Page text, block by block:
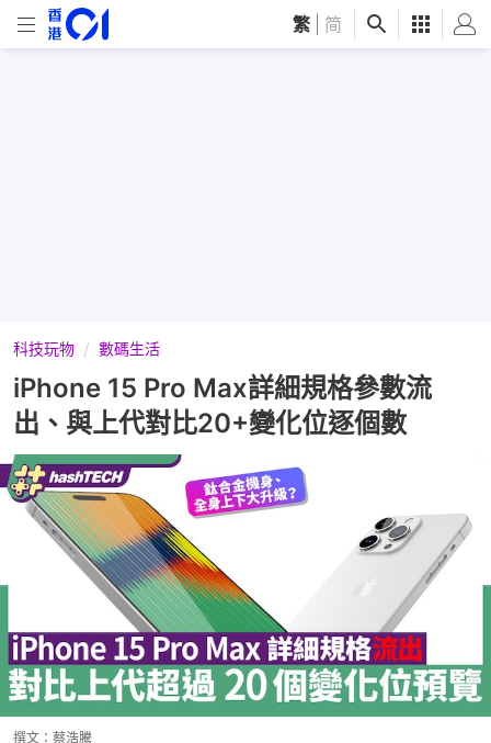
繁 简
科技玩物 數碼生活
iPhone 15 Pro Max詳細規格參數流
出、與上代對比20+變化位逐個數
撰文： 蔡浩騰